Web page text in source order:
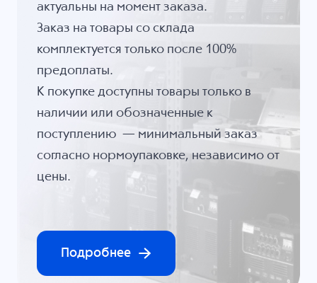
актуальны на момент заказа.
Заказ на товары со склада
комплектуется только после 100%
предоплаты.
К покупке доступны товары только в
наличии или обозначенные к
поступлению — минимальный заказ
согласно нормоупаковке, независимо от
цены.
Подробнее